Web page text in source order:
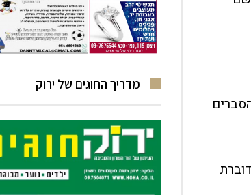
מדריך החוגים של ירוק